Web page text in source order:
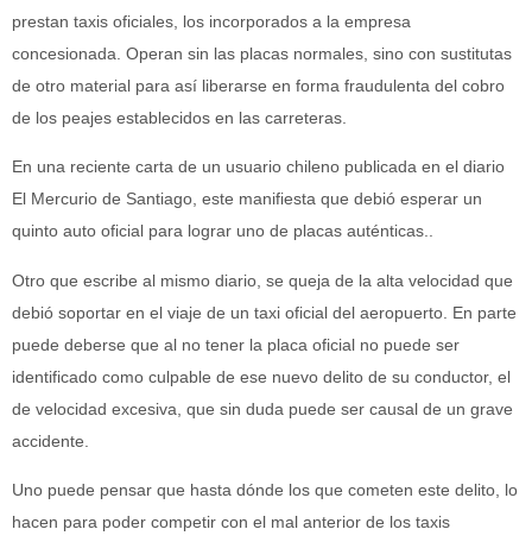
prestan taxis oficiales, los incorporados a la empresa
concesionada. Operan sin las placas normales, sino con sustitutas
de otro material para así liberarse en forma fraudulenta del cobro
de los peajes establecidos en las carreteras.
En una reciente carta de un usuario chileno publicada en el diario
El Mercurio de Santiago, este manifiesta que debió esperar un
quinto auto oficial para lograr uno de placas auténticas..
Otro que escribe al mismo diario, se queja de la alta velocidad que
debió soportar en el viaje de un taxi oficial del aeropuerto. En parte
puede deberse que al no tener la placa oficial no puede ser
identificado como culpable de ese nuevo delito de su conductor, el
de velocidad excesiva, que sin duda puede ser causal de un grave
accidente.
Uno puede pensar que hasta dónde los que cometen este delito, lo
hacen para poder competir con el mal anterior de los taxis